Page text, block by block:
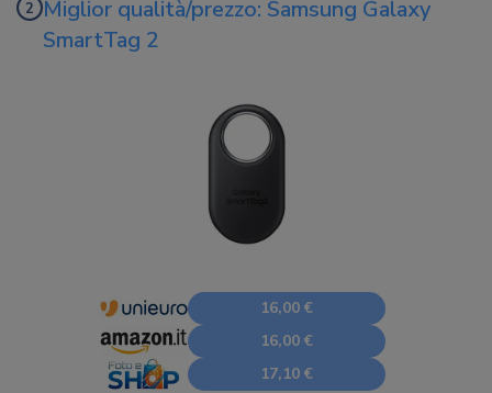
Miglior qualità/prezzo: Samsung Galaxy
SmartTag 2
16,00 €
16,00 €
17,10 €